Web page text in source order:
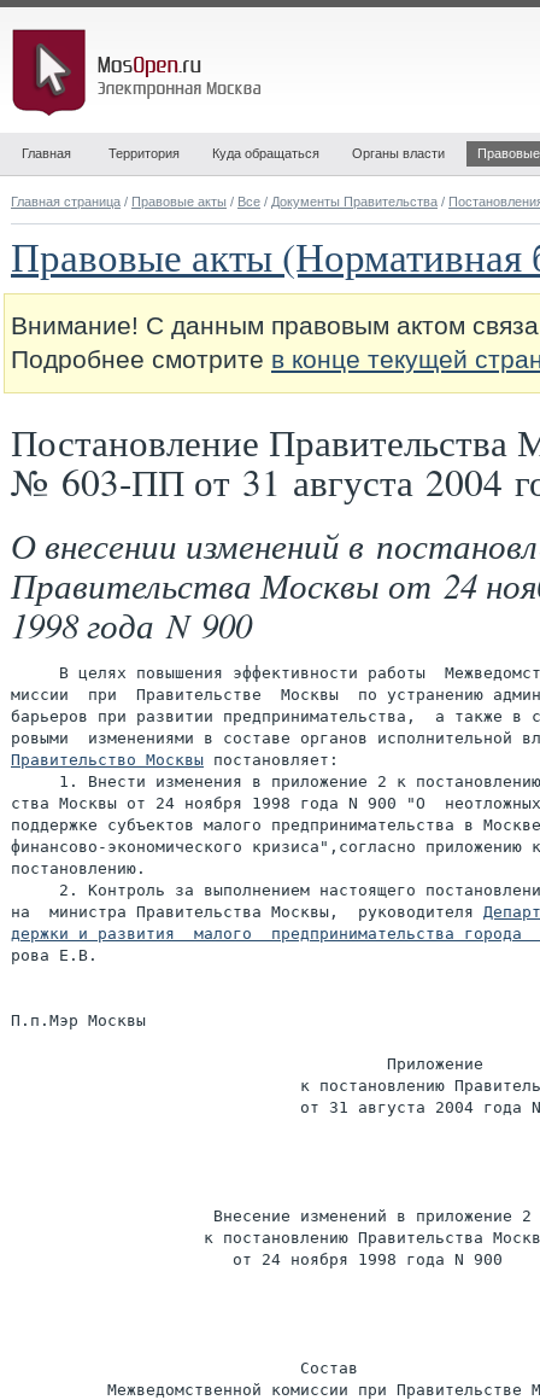
Главная Территория Куда обращаться Органы власти
Главная страница / Правовые акты / Все / Документы Правительства /
Правовые акты (Нормативная
Внимание! С данным правовым актом
Подробнее смотрите в конце текущей
Постановление Правительства
№ 603-ПП от 31 августа 2004
О внесении изменений в
Правительства Москвы от 24
1998 года N 900
В целях повышения эффективности работы
миссии  при  Правительстве  Москвы  по устранению
барьеров при развитии предпринимательства,  а также в
Правительство Москвы постановляет:
1. Внести изменения в приложение 2 к
ства Москвы от 24 ноября 1998 года N 900 "О
поддержке субъектов малого предпринимательства в
финансово-экономического кризиса",согласно приложению
постановлению.
2. Контроль за выполнением настоящего
на  министра Правительства Москвы,  руководителя
держки и развития  малого  предпринимательства города
рова Е.В.
П.п.Мэр Москвы
                                       Приложение
к постановлению
от 31 августа 2004 года
                     Внесение изменений в приложение 2
к постановлению Правительства
                       от 24 ноября 1998 года N 900
                              Состав
Межведомственной комиссии при Правительстве